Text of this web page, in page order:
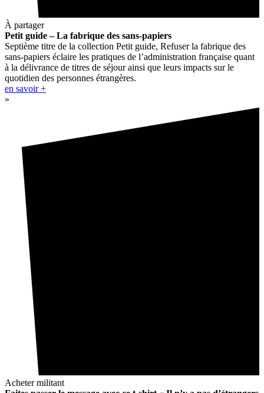
À partager
Petit guide – La fabrique des sans-papiers
Septième titre de la collection Petit guide, Refuser la fabrique des
sans-papiers éclaire les pratiques de l’administration française quant
à la délivrance de titres de séjour ainsi que leurs impacts sur le
quotidien des personnes étrangères.
en savoir +
»
Acheter militant